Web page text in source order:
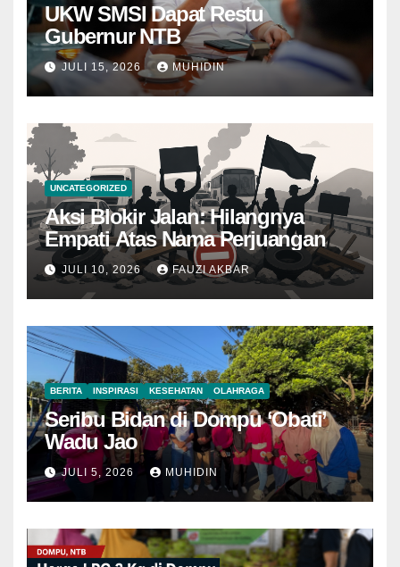
UKW SMSI Dapat Restu
Gubernur NTB
JULI 15, 2026 MUHIDIN
UNCATEGORIZED
Aksi Blokir Jalan: Hilangnya
Empati Atas Nama Perjuangan
JULI 10, 2026 FAUZI AKBAR
BERITA INSPIRASI KESEHATAN OLAHRAGA
Seribu Bidan di Dompu ‘Obati’
Wadu Jao
JULI 5, 2026 MUHIDIN